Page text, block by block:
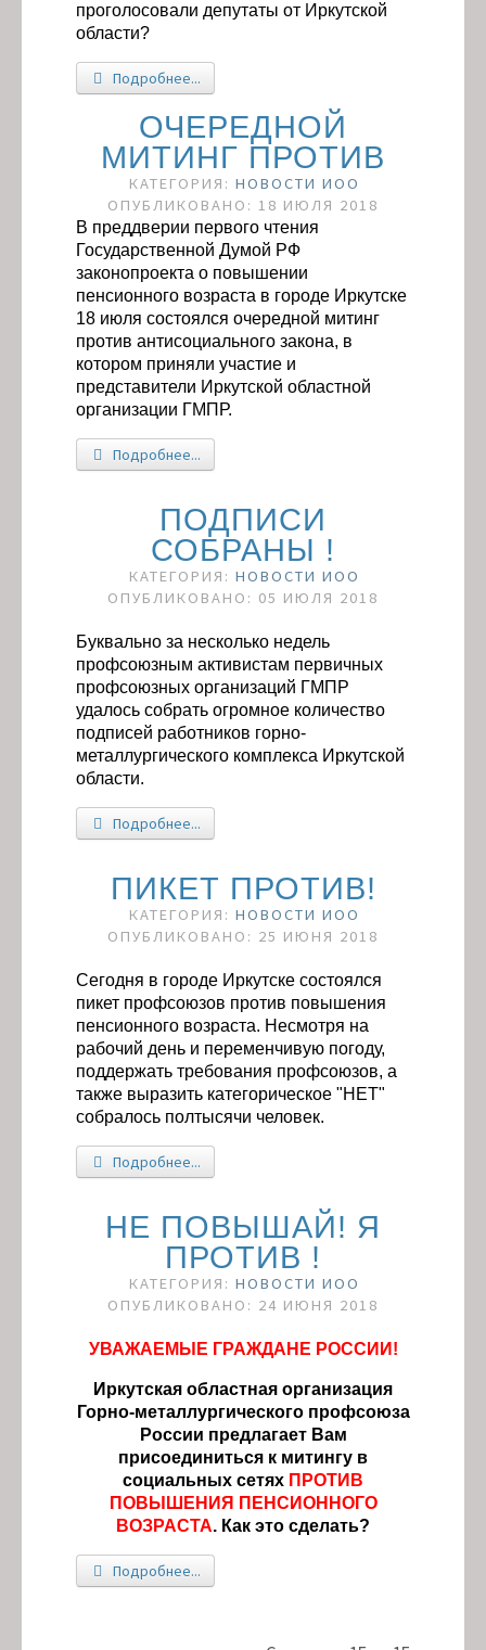
проголосовали депутаты от Иркутской
области?
Подробнее...
ОЧЕРЕДНОЙ
МИТИНГ ПРОТИВ
КАТЕГОРИЯ: НОВОСТИ ИОО
ОПУБЛИКОВАНО: 18 ИЮЛЯ 2018
В преддверии первого чтения
Государственной Думой РФ
законопроекта о повышении
пенсионного возраста в городе Иркутске
18 июля состоялся очередной митинг
против антисоциального закона, в
котором приняли участие и
представители Иркутской областной
организации ГМПР.
Подробнее...
ПОДПИСИ
СОБРАНЫ !
КАТЕГОРИЯ: НОВОСТИ ИОО
ОПУБЛИКОВАНО: 05 ИЮЛЯ 2018
Буквально за несколько недель
профсоюзным активистам первичных
профсоюзных организаций ГМПР
удалось собрать огромное количество
подписей работников горно-
металлургического комплекса Иркутской
области.
Подробнее...
ПИКЕТ ПРОТИВ!
КАТЕГОРИЯ: НОВОСТИ ИОО
ОПУБЛИКОВАНО: 25 ИЮНЯ 2018
Сегодня в городе Иркутске состоялся
пикет профсоюзов против повышения
пенсионного возраста. Несмотря на
рабочий день и переменчивую погоду,
поддержать требования профсоюзов, а
также выразить категорическое "НЕТ"
собралось полтысячи человек.
Подробнее...
НЕ ПОВЫШАЙ! Я
ПРОТИВ !
КАТЕГОРИЯ: НОВОСТИ ИОО
ОПУБЛИКОВАНО: 24 ИЮНЯ 2018
УВАЖАЕМЫЕ ГРАЖДАНЕ РОССИИ!
Иркутская областная организация
Горно-металлургического профсоюза
России предлагает Вам
присоединиться к митингу в
социальных сетях ПРОТИВ
ПОВЫШЕНИЯ ПЕНСИОННОГО
ВОЗРАСТА. Как это сделать?
Подробнее...